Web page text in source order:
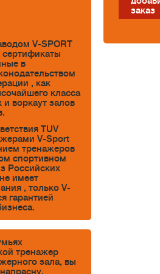
V-SPORT
сертификаты
в
, как
класса
воркаут залов
TUV
V-Sport
тренажеров
спортивном
Российских
имеет
, только V-
гарантией
тренажер
зала, вы
заказ